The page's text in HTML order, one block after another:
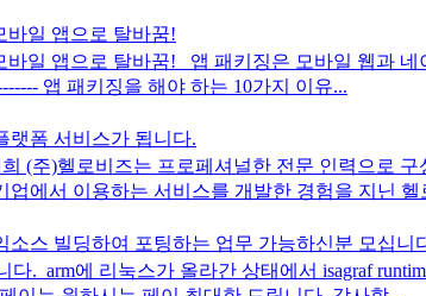
바일 앱으로 탈바꿈!
바일 앱으로 탈바꿈! 앱 패키징은 모바일 웹과
앱 패키징을 해야 하는 10가지 이유...
랫폼 서비스가 됩니다.
(주)헬로비즈는 프로페셔널한 전문 인력으로
업에서 이용하는 서비스를 개발한 경험을 지닌 헬
소스 빌딩하여 포팅하는 업무 가능하신분 모십니
다. ​ arm에 리눅스가 올라간 상태에서 isagraf